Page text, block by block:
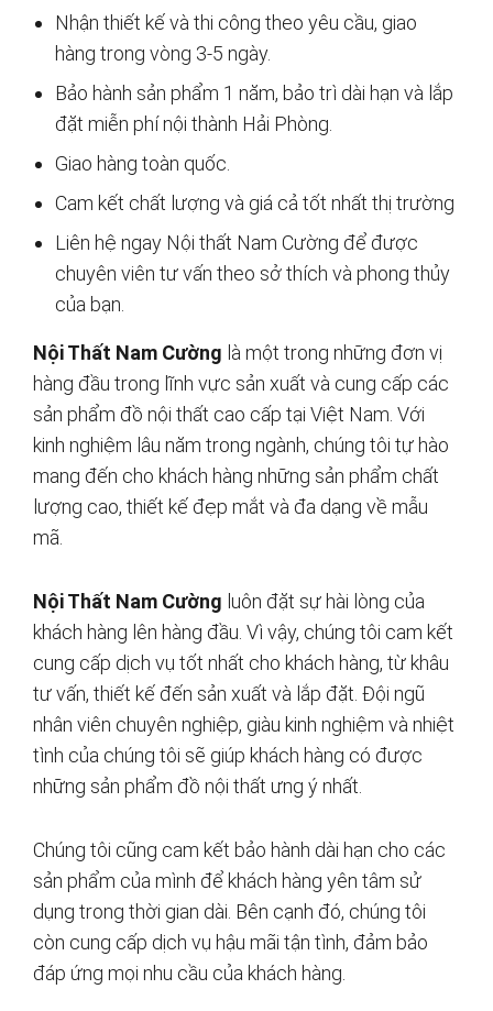
Nhận thiết kế và thi công theo yêu cầu, giao
hàng trong vòng 3-5 ngày.
Bảo hành sản phẩm 1 năm, bảo trì dài hạn và lắp
đặt miễn phí nội thành Hải Phòng.
Giao hàng toàn quốc.
Cam kết chất lượng và giá cả tốt nhất thị trường
Liên hệ ngay Nội thất Nam Cường để được
chuyên viên tư vấn theo sở thích và phong thủy
của bạn.
Nội Thất Nam Cường là một trong những đơn vị
hàng đầu trong lĩnh vực sản xuất và cung cấp các
sản phẩm đồ nội thất cao cấp tại Việt Nam. Với
kinh nghiệm lâu năm trong ngành, chúng tôi tự hào
mang đến cho khách hàng những sản phẩm chất
lượng cao, thiết kế đẹp mắt và đa dạng về mẫu
mã.
Nội Thất Nam Cường luôn đặt sự hài lòng của
khách hàng lên hàng đầu. Vì vậy, chúng tôi cam kết
cung cấp dịch vụ tốt nhất cho khách hàng, từ khâu
tư vấn, thiết kế đến sản xuất và lắp đặt. Đội ngũ
nhân viên chuyên nghiệp, giàu kinh nghiệm và nhiệt
tình của chúng tôi sẽ giúp khách hàng có được
những sản phẩm đồ nội thất ưng ý nhất.
Chúng tôi cũng cam kết bảo hành dài hạn cho các
sản phẩm của mình để khách hàng yên tâm sử
dụng trong thời gian dài. Bên cạnh đó, chúng tôi
còn cung cấp dịch vụ hậu mãi tận tình, đảm bảo
đáp ứng mọi nhu cầu của khách hàng.